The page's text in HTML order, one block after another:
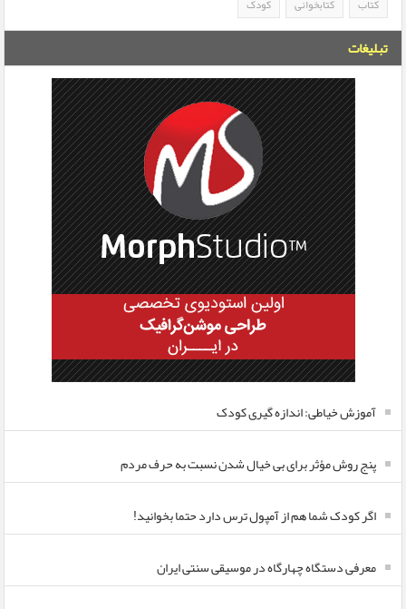
کتاب
کتابخوانی کودک
تبلیغات
آموزش خیاطی: اندازه گیری کودک
پنج روش مؤثر برای بی خیال شدن نسبت به حرف مردم
اگر کودک شما هم از آمپول ترس دارد حتما بخوانید!
معرفی دستگاه چهارگاه در موسیقی سنتی ایران